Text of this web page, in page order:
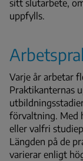
sitt slutarbete,
uppfylls.
Varje år arbetar
Praktikanternas
förvaltning. Med
eller valfri
Längden på de
varierar enligt